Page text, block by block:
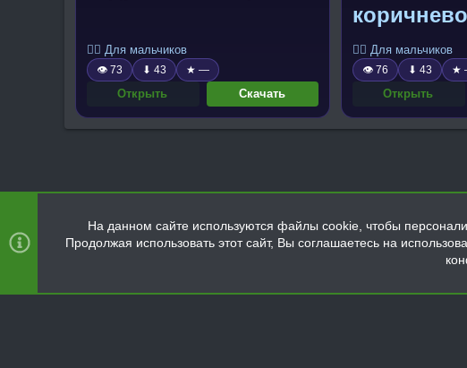
🧍‍♂️ Для мальчиков
👁 73 ⬇ 43 ★ —
Открыть Скачать
🧍‍♂️ Для мальчиков
👁 76 ⬇ 43 ★
Открыть
На данном сайте используются файлы cookie, чтобы
Продолжая использовать этот сайт, Вы соглашаетесь на